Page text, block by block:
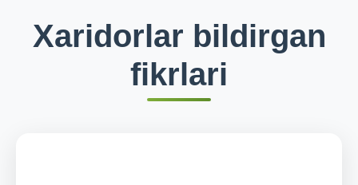
Xaridorlar bildirgan
fikrlari